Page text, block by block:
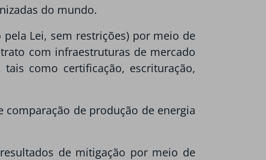
do mundo.
Lei, sem restrições) por meio de
com infraestruturas de mercado
como certificação, escrituração,
de produção de energia
de mitigação por meio de